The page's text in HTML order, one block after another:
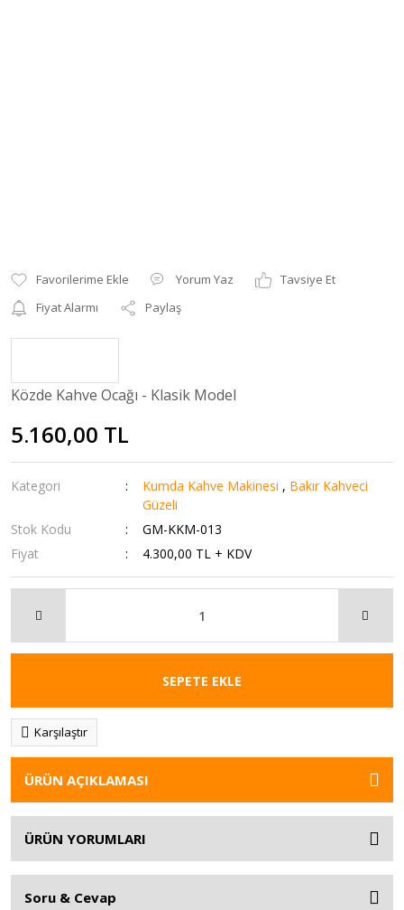
Yorum Yaz
Tavsiye Et
Fiyat Alarmı
Paylaş
Közde Kahve Ocağı - Klasik Model
5.160,00 TL
Kategori Kumda Kahve Makinesi , Bakır Kahveci
Güzeli
Stok Kodu
GM-KKM-013
Fiyat
4.300,00 TL + KDV
SEPETE EKLE
Karşılaştır
ÜRÜN AÇIKLAMASI
ÜRÜN YORUMLARI
Soru & Cevap